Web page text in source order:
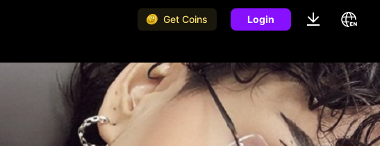
Get Coins Login